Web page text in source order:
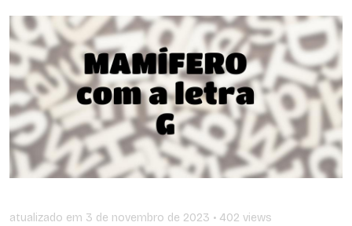
atualizado em 3 de novembro de 2023 • 402 views